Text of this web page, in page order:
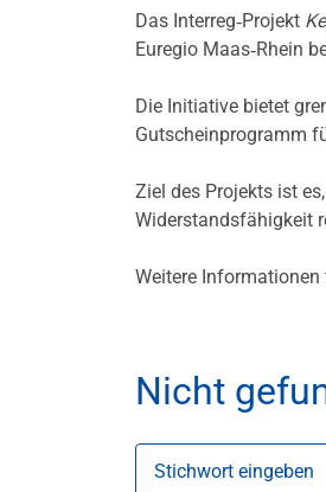
Das Interreg‑Projekt
Euregio Maas‑Rhein
Die Initiative bietet
Gutscheinprogramm
Ziel des Projekts ist
Widerstandsfähigkeit
Weitere Informationen
Nicht
Stichwort eingeben